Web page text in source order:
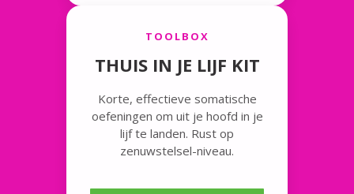
TOOLBOX
THUIS IN JE LIJF KIT
Korte, effectieve somatische
oefeningen om uit je hoofd in je
lijf te landen. Rust op
zenuwstelsel-niveau.